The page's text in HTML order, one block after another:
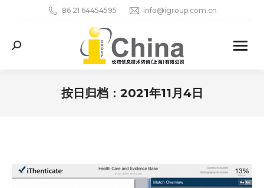
86 21 64454595 info@igroup.com.cn
Search:
按日归档： 2021年11月4日